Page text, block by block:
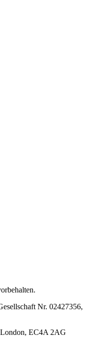
Nr. 02427356,
London, EC4A 2AG